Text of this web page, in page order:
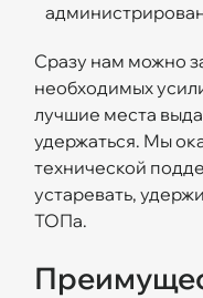
Сразу нам можно
необходимых
лучшие места
удержаться. Мы
технической
устаревать,
ТОПа.